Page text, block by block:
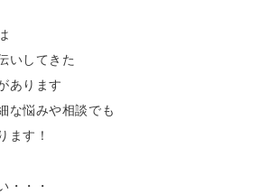
いしてきた
あります
な悩みや相談でも
ます！
・・・